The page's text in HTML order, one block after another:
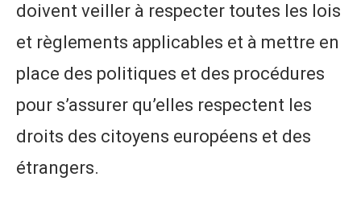
doivent veiller à respecter toutes les lois
et règlements applicables et à mettre en
place des politiques et des procédures
pour s’assurer qu’elles respectent les
droits des citoyens européens et des
étrangers.